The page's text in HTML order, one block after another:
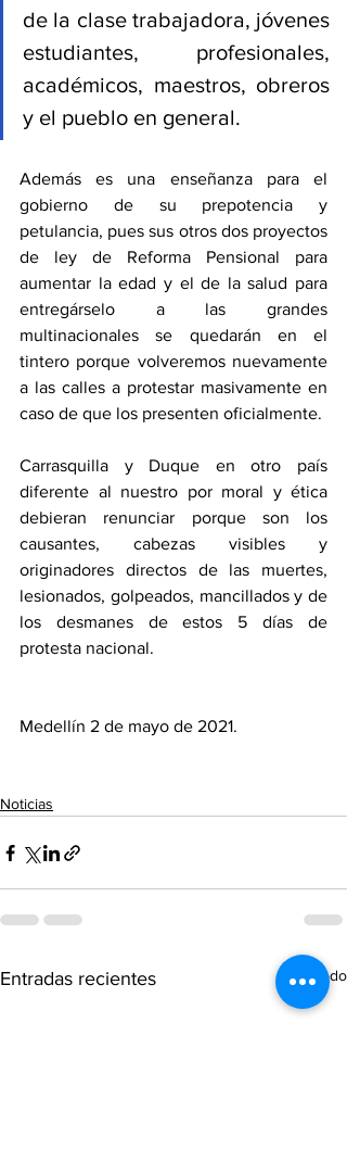
de la clase trabajadora, jóvenes
estudiantes, profesionales,
académicos, maestros, obreros
y el pueblo en general.
Además es una enseñanza para el
gobierno de su prepotencia y
petulancia, pues sus otros dos proyectos
de ley de Reforma Pensional para
aumentar la edad y el de la salud para
entregárselo a las grandes
multinacionales se quedarán en el
tintero porque volveremos nuevamente
a las calles a protestar masivamente en
caso de que los presenten oficialmente.
Carrasquilla y Duque en otro país
diferente al nuestro por moral y ética
debieran renunciar porque son los
causantes, cabezas visibles y
originadores directos de las muertes,
lesionados, golpeados, mancillados y de
los desmanes de estos 5 días de
protesta nacional.
Medellín 2 de mayo de 2021.
Noticias
Entradas recientes Ver todo